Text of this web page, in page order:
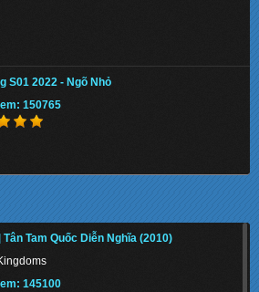
S01 2022 - Ngõ Nhỏ
150765
2022 - Thời Trung Cổ
156585
Tân Tam Quốc Diễn Nghĩa (2010)
145100